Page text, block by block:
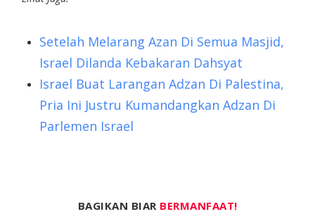
Setelah Melarang Azan Di Semua Masjid,
Israel Dilanda Kebakaran Dahsyat
Israel Buat Larangan Adzan Di Palestina,
Pria Ini Justru Kumandangkan Adzan Di
Parlemen Israel
BAGIKAN BIAR BERMANFAAT!